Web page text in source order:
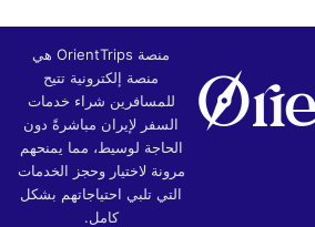
منصة OrientTrips هي
منصة إلكترونية تتيح
للمسافرين شراء خدمات
السفر لإيران مباشرةً دون
الحاجة لوسيط، مما يمنحهم
مرونة لاختيار وحجز الخدمات
التي تلبي احتياجاتهم بشكل
كامل.